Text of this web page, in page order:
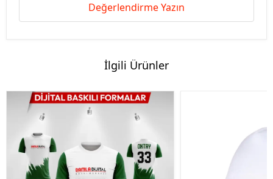
Değerlendirme Yazın
İlgili Ürünler